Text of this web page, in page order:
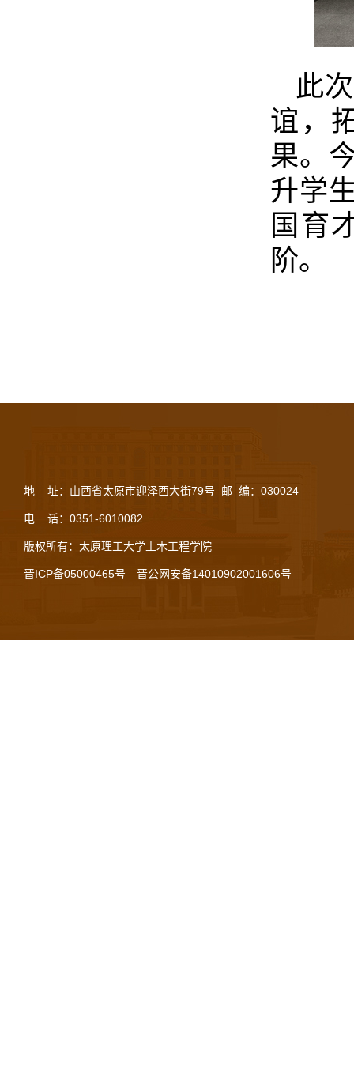
此
谊，
果。
升学
国育
阶。
地 址：山西省太原市迎泽西大街79号 邮 编：030024
电 话：0351-6010082
版权所有：太原理工大学土木工程学院
晋ICP备05000465号 晋公网安备14010902001606号